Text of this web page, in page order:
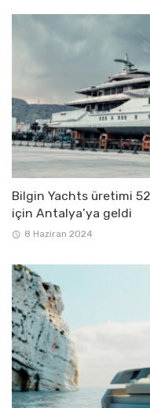
Bilgin Yachts üretimi
için Antalya’ya geldi
8 Haziran 2024